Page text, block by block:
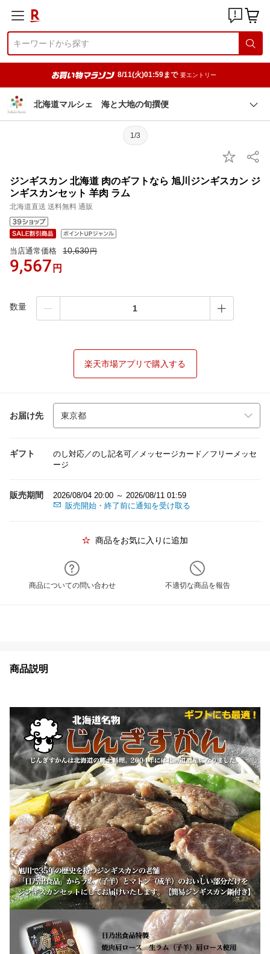
8/11(火)01:59まで 要エントリー
北海道マルシェ 海と大地の旬撰便
1/3
ジンギスカン 北海道 肉のギフトなら 旭川ジンギスカン ジ
ンギスカンセット 羊肉 ラム
北海道直送 送料無料 通販
当店通常価格 10,630円
9,567 円
数量
楽天市場アプリで購入する
お届け先
ギフト
のし対応／のし記名可／メッセージカード／フリーメッセ
ージ
販売期間
2026/08/04 20:00 ～ 2026/08/11 01:59
販売開始・終了前に通知を受け取る
商品をお気に入りに追加
商品についての問い合わせ 不適切な商品を報告
商品説明